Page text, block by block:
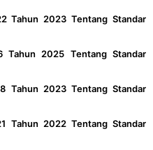
Tahun 2023 Tentang Standar
Tahun 2025 Tentang Standar
Tahun 2023 Tentang Standar
Tahun 2022 Tentang Standar